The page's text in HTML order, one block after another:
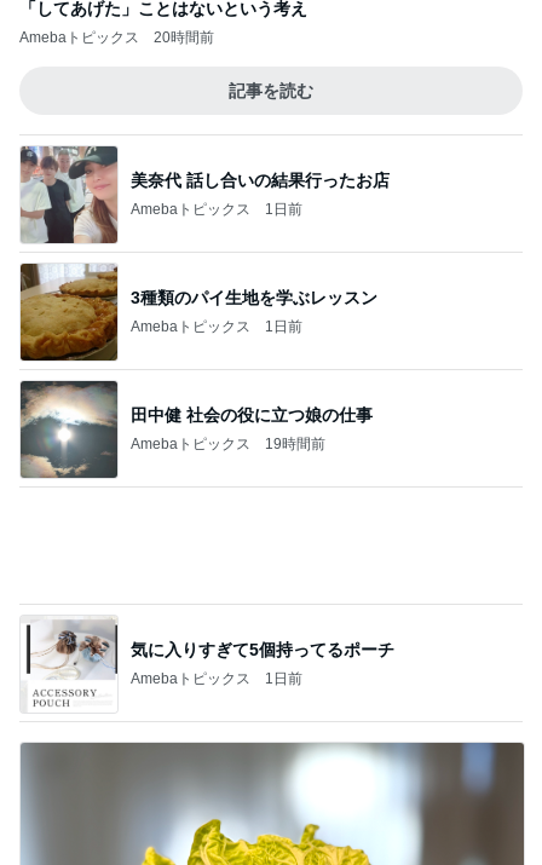
「してあげた」ことはないという考え
Amebaトピックス 20時間前
記事を読む
美奈代 話し合いの結果行ったお店
Amebaトピックス 1日前
3種類のパイ生地を学ぶレッスン
Amebaトピックス 1日前
田中健 社会の役に立つ娘の仕事
Amebaトピックス 19時間前
気に入りすぎて5個持ってるポーチ
Amebaトピックス 1日前